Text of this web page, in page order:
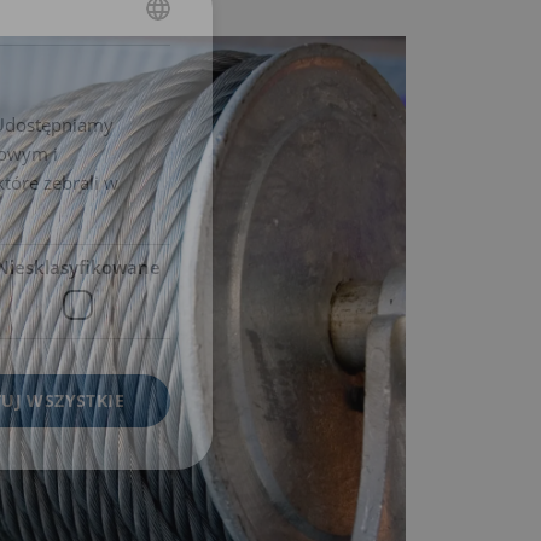
ENGLISH TRANSLATION
i
zebrali w
WSZYSTKIE